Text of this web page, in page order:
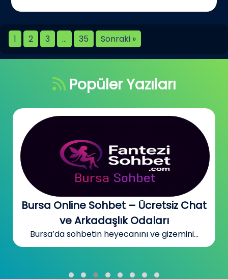
1 2 3 … 35 Sonraki »
Popüler Yazıları
Bursa Online Sohbet – Ücretsiz Chat
ve Arkadaşlık Odaları
Bursa’da sohbetin heyecanını ve gizemini...